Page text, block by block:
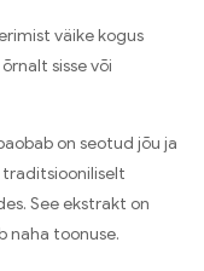
väike kogus
sisse või
on seotud jõu ja
See ekstrakt on
naha toonuse.